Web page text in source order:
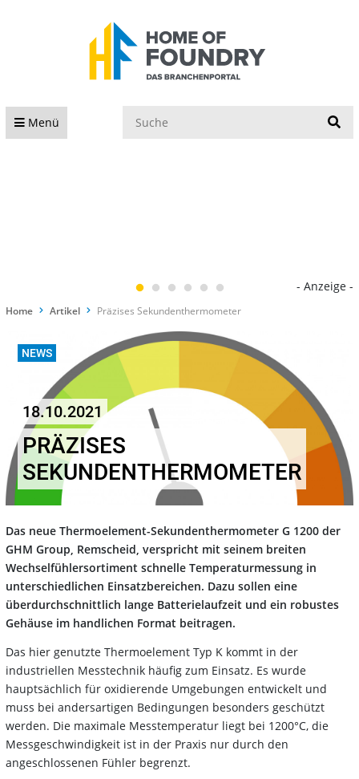
Menü
- Anzeige -
Home Artikel Präzises Sekundenthermometer
NEWS
18.10.2021
PRÄZISES
SEKUNDENTHERMOMETER
Das neue Thermoelement-Sekundenthermometer G 1200 der
GHM Group, Remscheid, verspricht mit seinem breiten
Wechselfühlersortiment schnelle Temperaturmessung in
unterschiedlichen Einsatzbereichen. Dazu sollen eine
überdurchschnittlich lange Batterielaufzeit und ein robustes
Gehäuse im handlichen Format beitragen.
Das hier genutzte Thermoelement Typ K kommt in der
industriellen Messtechnik häufig zum Einsatz. Es wurde
hauptsächlich für oxidierende Umgebungen entwickelt und
muss bei andersartigen Bedingungen besonders geschützt
werden. Die maximale Messtemperatur liegt bei 1200°C, die
Messgeschwindigkeit ist in der Praxis nur durch den
angeschlossenen Fühler begrenzt.